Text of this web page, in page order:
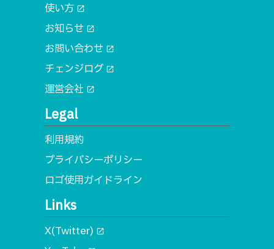
使い方 open_in_new
お知らせ open_in_new
お問い合わせ open_in_new
チェンジログ open_in_new
運営会社 open_in_new
Legal
利用規約
プライバシーポリシー
ロゴ使用ガイドライン
Links
X(Twitter) open_in_new